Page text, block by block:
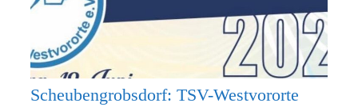
Scheubengrobsdorf: TSV-Westvororte